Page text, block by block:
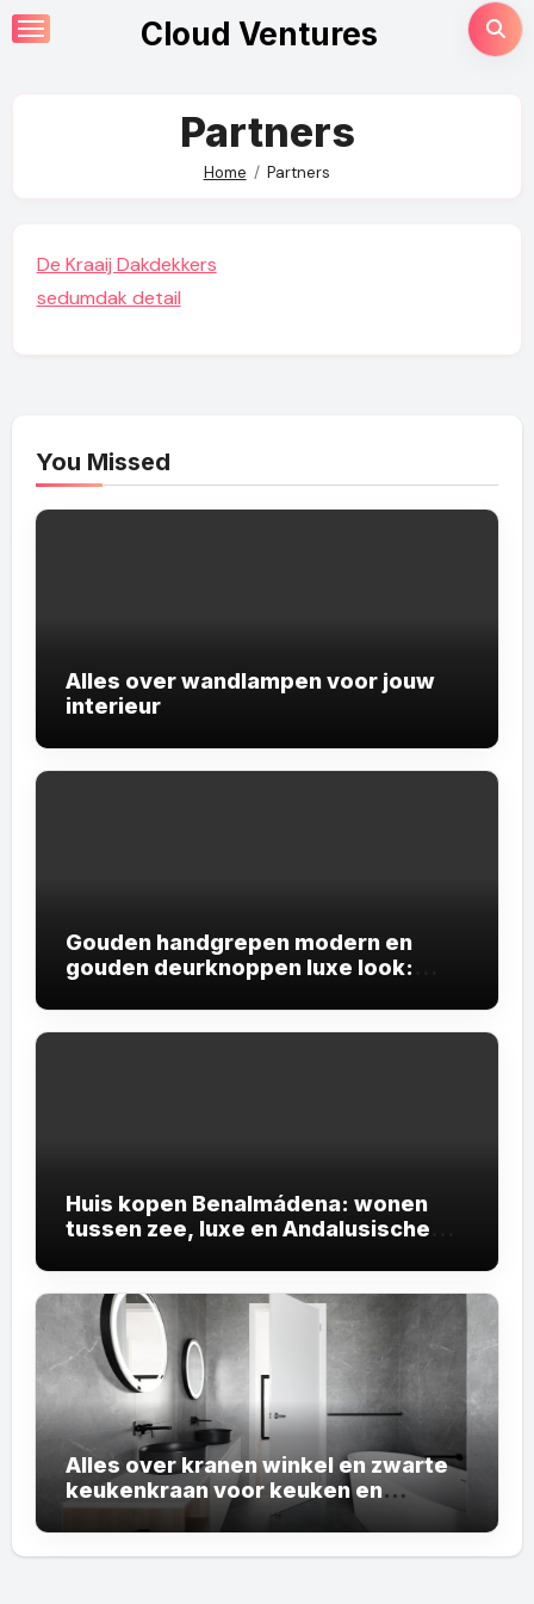
Skip
to
Cloud Ventures
Partners
Home Partners
De Kraaij Dakdekkers
sedumdak detail
You Missed
Alles over wandlampen voor jouw
interieur
Gouden handgrepen modern en
gouden deurknoppen luxe look:
uitstraling
Huis kopen Benalmádena: wonen
tussen zee, luxe en Andalusische
Alles over kranen winkel en zwarte
keukenkraan voor keuken en
badkamer